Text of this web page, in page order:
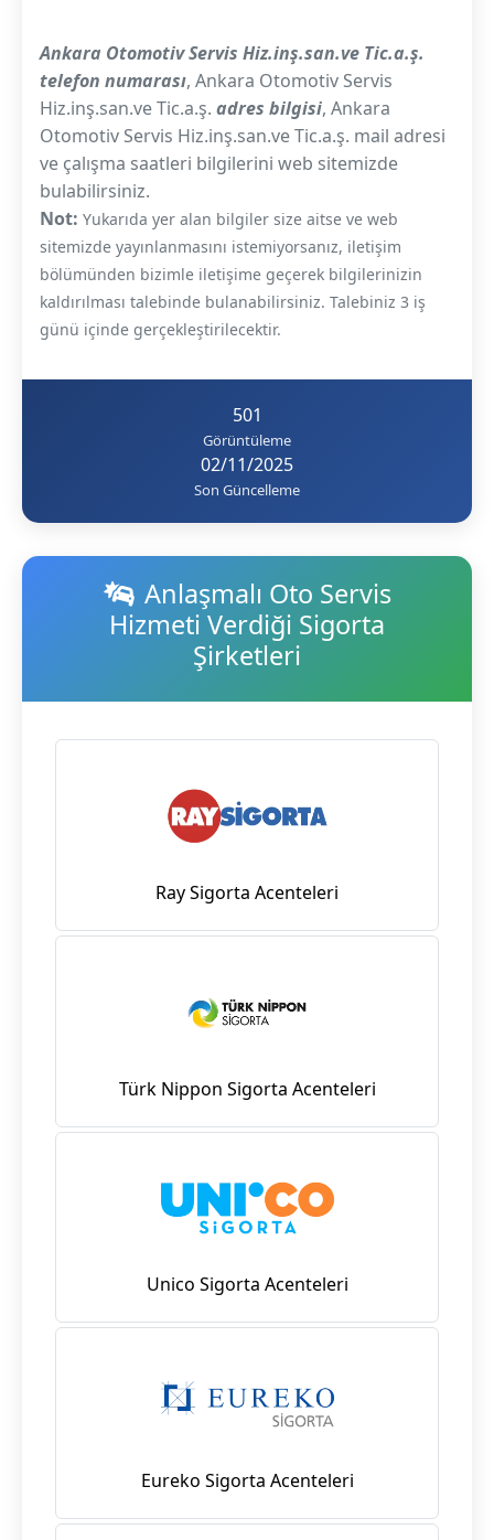
Ankara Otomotiv Servis Hiz.inş.san.ve Tic.a.ş.
telefon numarası, Ankara Otomotiv Servis
Hiz.inş.san.ve Tic.a.ş. adres bilgisi, Ankara
Otomotiv Servis Hiz.inş.san.ve Tic.a.ş. mail adresi
ve çalışma saatleri bilgilerini web sitemizde
bulabilirsiniz.
Not: Yukarıda yer alan bilgiler size aitse ve web
sitemizde yayınlanmasını istemiyorsanız, iletişim
bölümünden bizimle iletişime geçerek bilgilerinizin
kaldırılması talebinde bulanabilirsiniz. Talebiniz 3 iş
günü içinde gerçekleştirilecektir.
501
Görüntüleme
02/11/2025
Son Güncelleme
Anlaşmalı Oto Servis
Hizmeti Verdiği Sigorta
Şirketleri
Ray Sigorta Acenteleri
Türk Nippon Sigorta Acenteleri
Unico Sigorta Acenteleri
Eureko Sigorta Acenteleri